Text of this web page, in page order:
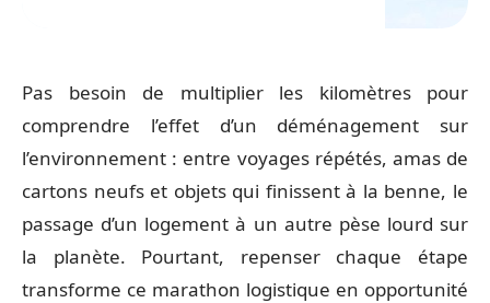
Pas besoin de multiplier les kilomètres pour
comprendre l’effet d’un déménagement sur
l’environnement : entre voyages répétés, amas de
cartons neufs et objets qui finissent à la benne, le
passage d’un logement à un autre pèse lourd sur
la planète. Pourtant, repenser chaque étape
transforme ce marathon logistique en opportunité